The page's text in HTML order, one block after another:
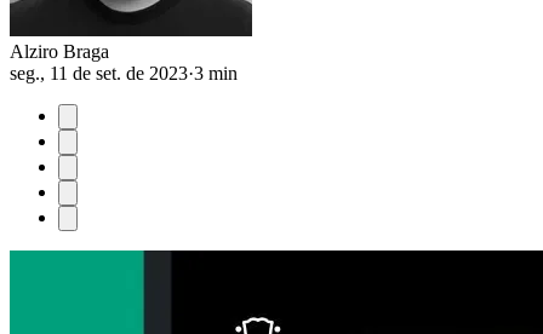
Alziro Braga
seg., 11 de set. de 2023·3 min